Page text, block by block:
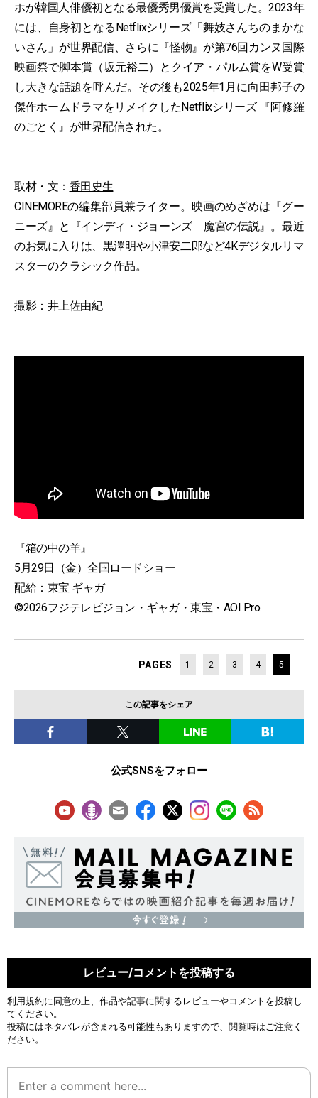
ホが韓国人俳優初となる最優秀男優賞を受賞した。2023年
には、自身初となるNetflixシリーズ「舞妓さんちのまかな
いさん」が世界配信、さらに『怪物』が第76回カンヌ国際
映画祭で脚本賞（坂元裕二）とクイア・パルム賞をW受賞
し大きな話題を呼んだ。その後も2025年1月に向田邦子の
傑作ホームドラマをリメイクしたNetflixシリーズ 『阿修羅
のごとく』が世界配信された。
取材・文： 香田史生
CINEMOREの編集部員兼ライター。映画のめざめは『グー
ニーズ』と『インディ・ジョーンズ 魔宮の伝説』。最近
のお気に入りは、黒澤明や小津安二郎など4Kデジタルリマ
スターのクラシック作品。
撮影：井上佐由紀
『箱の中の羊』
5月29日（金）全国ロードショー
配給：東宝 ギャガ
©2026フジテレビジョン・ギャガ・東宝・AOI Pro.
PAGES 1 2 3 4 5
この記事をシェア
公式SNSをフォロー
レビュー/コメントを投稿する
利用規約に同意の上、作品や記事に関するレビューやコメントを投稿し
てください。
投稿にはネタバレが含まれる可能性もありますので、閲覧時はご注意く
ださい。